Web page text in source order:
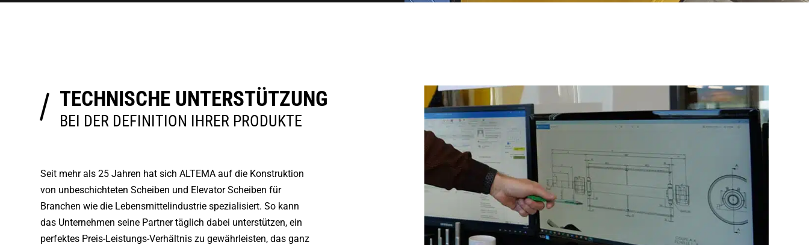
TECHNISCHE UNTERSTÜTZUNG
BEI DER DEFINITION IHRER PRODUKTE
Seit mehr als 25 Jahren hat sich ALTEMA auf die Konstruktion
von unbeschichteten Scheiben und Elevator Scheiben für
Branchen wie die Lebensmittelindustrie spezialisiert. So kann
das Unternehmen seine Partner täglich dabei unterstützen, ein
perfektes Preis-Leistungs-Verhältnis zu gewährleisten, das ganz